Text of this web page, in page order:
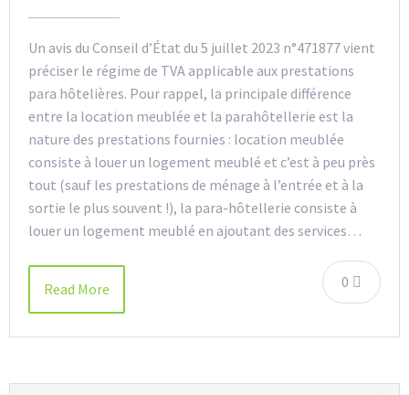
Un avis du Conseil d’État du 5 juillet 2023 n°471877 vient
préciser le régime de TVA applicable aux prestations
para hôtelières. Pour rappel, la principale différence
entre la location meublée et la parahôtellerie est la
nature des prestations fournies : location meublée
consiste à louer un logement meublé et c’est à peu près
tout (sauf les prestations de ménage à l’entrée et à la
sortie le plus souvent !), la para-hôtellerie consiste à
louer un logement meublé en ajoutant des services…
0
Read More